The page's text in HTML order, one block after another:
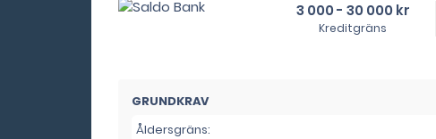
3 000 - 30 000 kr
Kreditgräns
GRUNDKRAV
Åldersgräns: